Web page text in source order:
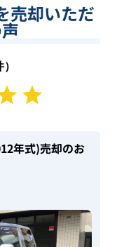
売却いただ
年式)売却のお